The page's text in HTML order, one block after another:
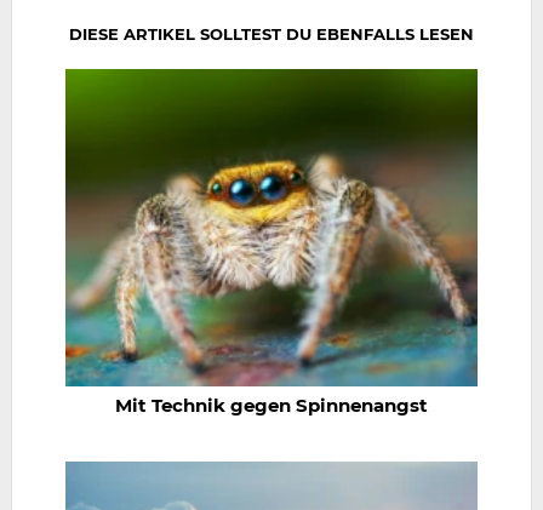
DIESE ARTIKEL SOLLTEST DU EBENFALLS LESEN
Mit Technik gegen Spinnenangst